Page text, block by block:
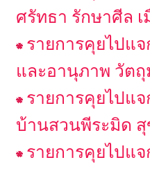
ศรัทธา รักษาศีล
รายการคุยไปแ
และอานุภาพ วัต
รายการคุยไปแ
บ้านสวนพีระมิด
รายการคุยไปแ